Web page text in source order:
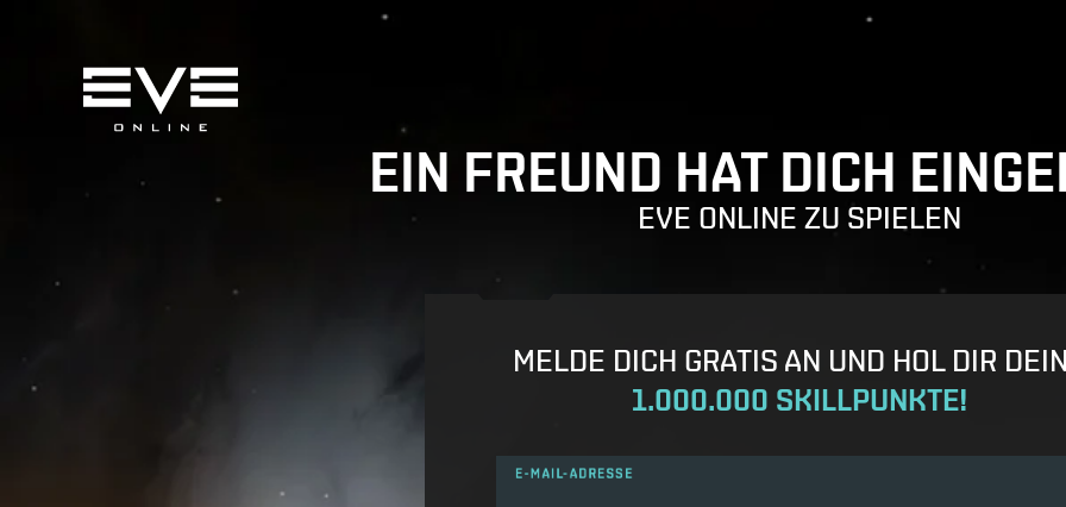
EIN FREUND HAT DICH
EVE ONLINE ZU SPIELEN
MELDE DICH GRATIS AN UND HOL DIR
1.000.000 SKILLPUNKTE!
E-MAIL-ADRESSE